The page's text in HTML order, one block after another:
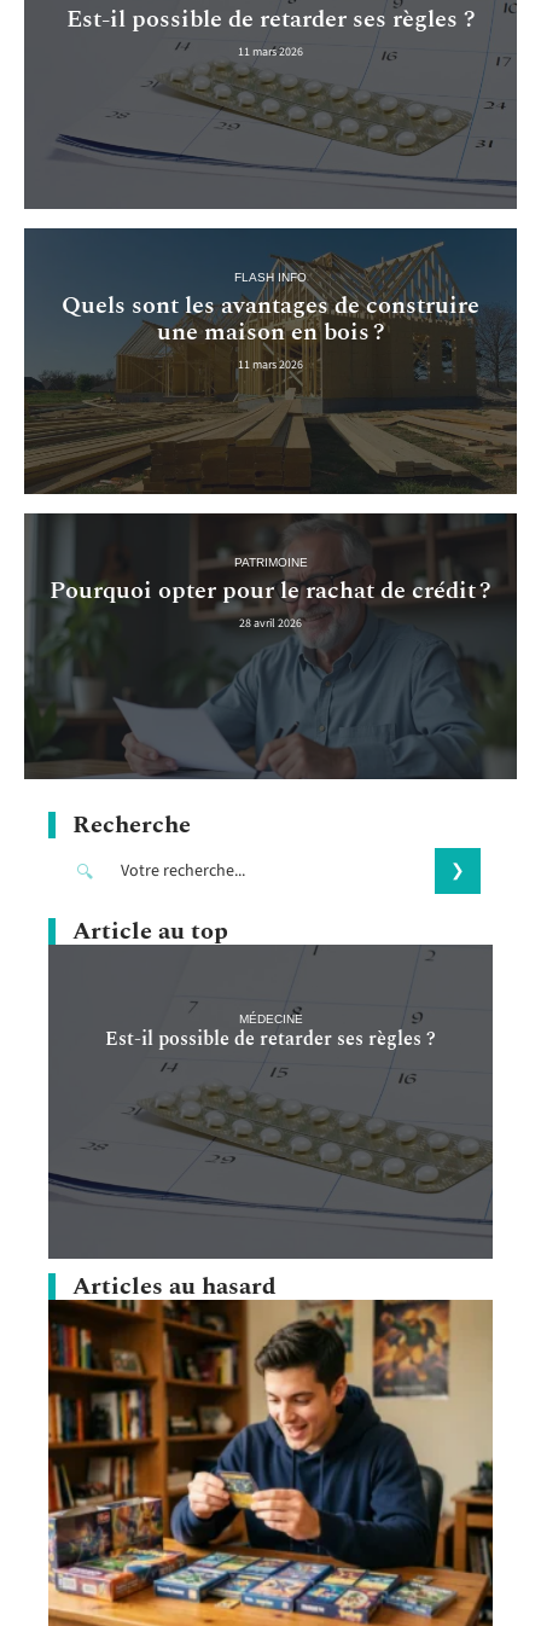
Est-il possible de retarder ses règles ?
11 mars 2026
FLASH INFO
Quels sont les avantages de construire
une maison en bois ?
11 mars 2026
PATRIMOINE
Pourquoi opter pour le rachat de crédit ?
28 avril 2026
Recherche
Article au top
MÉDECINE
Est-il possible de retarder ses règles ?
Articles au hasard